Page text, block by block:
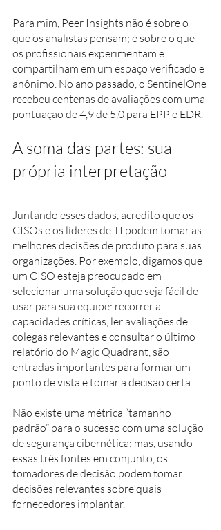
Para mim, Peer Insights não é sobre o
que os analistas pensam; é sobre o que
os profissionais experimentam e
compartilham em um espaço verificado e
anônimo. No ano passado, o SentinelOne
recebeu centenas de avaliações com uma
pontuação de 4,9 de 5,0 para EPP e EDR.
A soma das partes: sua
própria interpretação
Juntando esses dados, acredito que os
CISOs e os líderes de TI podem tomar as
melhores decisões de produto para suas
organizações. Por exemplo, digamos que
um CISO esteja preocupado em
selecionar uma solução que seja fácil de
usar para sua equipe: recorrer a
capacidades críticas, ler avaliações de
colegas relevantes e consultar o último
relatório do Magic Quadrant, são
entradas importantes para formar um
ponto de vista e tomar a decisão certa.
Não existe uma métrica “tamanho
padrão” para o sucesso com uma solução
de segurança cibernética; mas, usando
essas três fontes em conjunto, os
tomadores de decisão podem tomar
decisões relevantes sobre quais
fornecedores implantar.